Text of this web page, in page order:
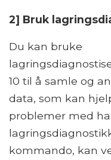
2] Bruk
Du kan bruke
10 til å samle og
data, som kan
problemer med
kommando, kan